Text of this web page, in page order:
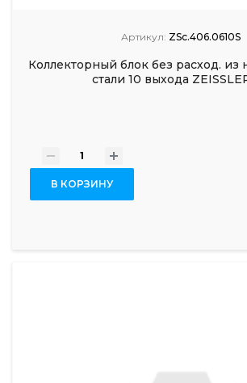
Артикул: ZSc.406.0610S
Коллекторный блок без расход.
стали 10 выхода
- +
В КОРЗИНУ